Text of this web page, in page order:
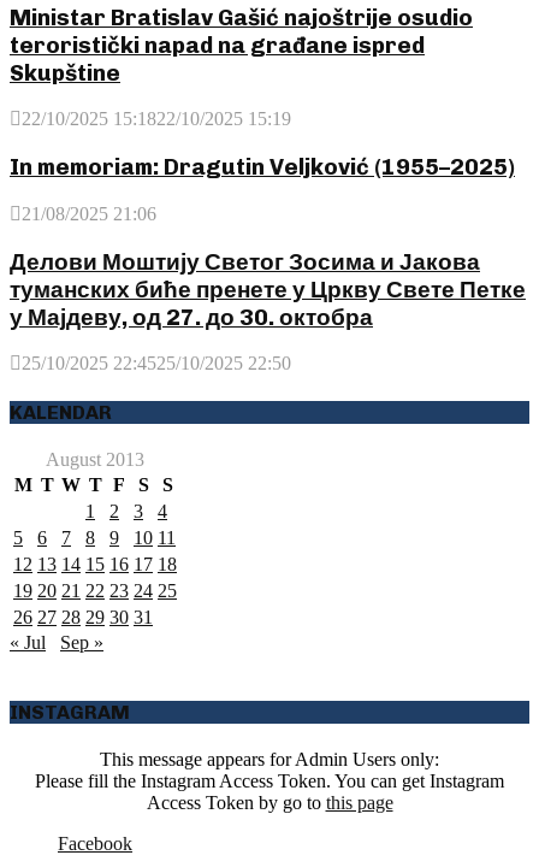
Ministar Bratislav Gašić najoštrije osudio
teroristički napad na građane ispred
Skupštine
22/10/2025 15:1822/10/2025 15:19
In memoriam: Dragutin Veljković (1955–2025)
21/08/2025 21:06
Делови Моштију Светог Зосима и Јакова
туманских биће пренете у Цркву Свете Петке
у Мајдеву, од 27. до 30. октобра
25/10/2025 22:4525/10/2025 22:50
KALENDAR
August 2013
M T W T F S
S
1
2 3
4
5
6 7 8 9 10 11
12 13 14 15 16 17 18
19 20 21 22 23 24 25
26 27 28 29 30 31
« Jul
Sep »
INSTAGRAM
This message appears for Admin Users only:
Please fill the Instagram Access Token. You can get Instagram
Access Token by go to this page
Facebook